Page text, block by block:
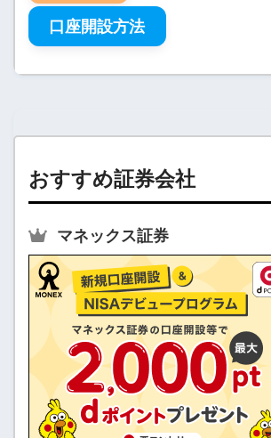
口座開設方法
おすすめ証券会社
マネックス証券